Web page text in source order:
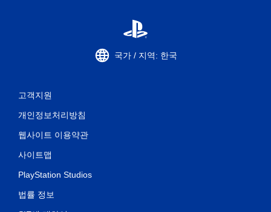
국가 / 지역: 한국
고객지원
개인정보처리방침
웹사이트 이용약관
사이트맵
PlayStation Studios
법률 정보